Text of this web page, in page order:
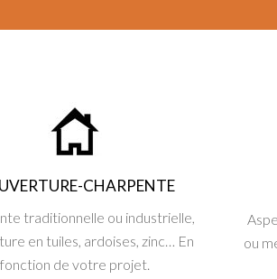
CHARPENTE
traditionnelle ou industrielle,
en tuiles, ardoises, zinc… En
fonction de votre projet.
ou